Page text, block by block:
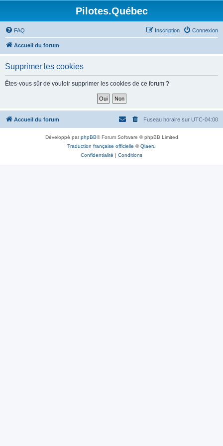
Pilotes.Québec
FAQ Connexion
Inscription
Accueil du forum
Supprimer les cookies
Êtes-vous sûr de vouloir supprimer les cookies de ce forum ?
Accueil du forum Fuseau horaire sur UTC-04:00
Développé parphpBB® Forum Software © phpBB Limited
Traduction française officielle ©Qiaeru
Confidentialité | Conditions